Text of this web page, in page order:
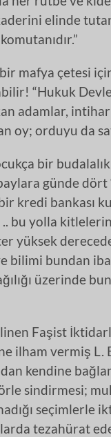
elinde
mafya çetesi
“Hukuk
adamlar,
oy; orduyu da
bir
günde
bir kredi bankası
bu yolla
yüksek
bilimi bundan
üzerinde
Faşist
ilham vermiş L.
kendine
sindirmesi;
seçimlerle
tezahürat